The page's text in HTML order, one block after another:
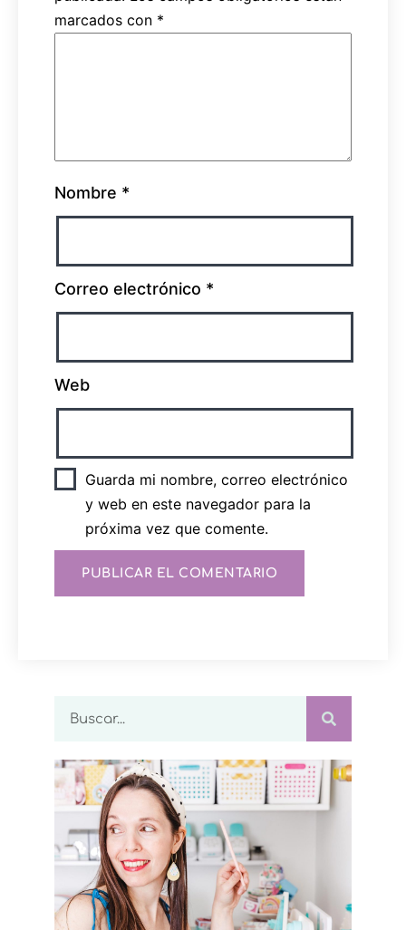
marcados con *
Nombre *
Correo electrónico *
Web
Guarda mi nombre, correo electrónico
y web en este navegador para la
próxima vez que comente.